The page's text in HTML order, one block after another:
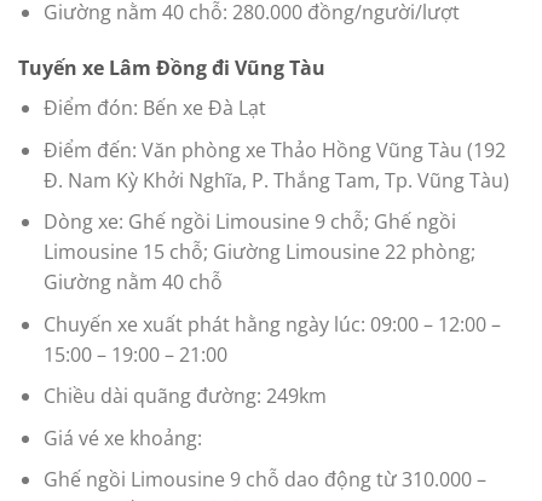
Giường nằm 40 chỗ: 280.000 đồng/người/lượt
Tuyến xe Lâm Đồng đi Vũng Tàu
Điểm đón: Bến xe Đà Lạt
Điểm đến: Văn phòng xe Thảo Hồng Vũng Tàu (192
Đ. Nam Kỳ Khởi Nghĩa, P. Thắng Tam, Tp. Vũng Tàu)
Dòng xe: Ghế ngồi Limousine 9 chỗ; Ghế ngồi
Limousine 15 chỗ; Giường Limousine 22 phòng;
Giường nằm 40 chỗ
Chuyến xe xuất phát hằng ngày lúc: 09:00 – 12:00 –
15:00 – 19:00 – 21:00
Chiều dài quãng đường: 249km
Giá vé xe khoảng:
Ghế ngồi Limousine 9 chỗ dao động từ 310.000 –